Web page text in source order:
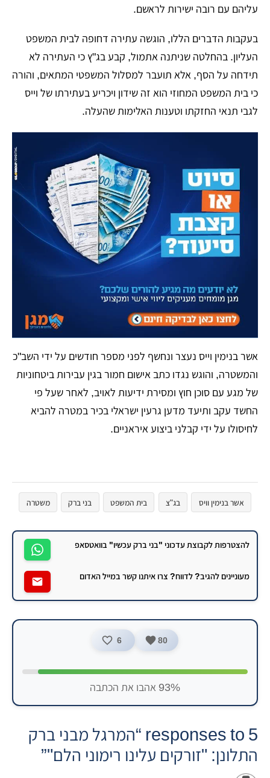
עליהם עם רובה ישירות לראשם.
בעקבות הדברים הללו, הוגשה עתירה דחופה לבית המשפט
העליון. בהחלטה שניתנה אתמול, קבע בג"ץ כי העתירה לא
תידחה על הסף, אלא תועבר למסלול המשפטי המתאים, והורה
כי בית המשפט המחוזי הוא זה שידון ויכריע בעתירתו של וייס
לגבי תנאי החזקתו וטענות האלימות שהעלה.
אשר בנימין וייס נעצר ונחשף לפני מספר חודשים על ידי השב"כ
והמשטרה, והוגש נגדו כתב אישום חמור בגין עבירות ביטחוניות
של מגע עם סוכן חוץ ומסירת ידיעות לאויב, לאחר שעל פי
החשד עקב ותיעד מדען גרעין ישראלי בכיר במטרה להביא
לחיסולו על ידי קבלני ביצוע איראניים.
אשר בנימין וויס בג"צ בית המשפט בני ברק משטרה
להצטרפות לקבוצת עדכוני "בני ברק עכשיו" בוואטסאפ
מעוניינים להגיב? לדווח? צרו איתנו קשר במייל האדום
80
6
93% אהבו את הכתבה
5 responses to “המרגל מבני ברק
התלונן: "זורקים עלינו רימוני הלם"”